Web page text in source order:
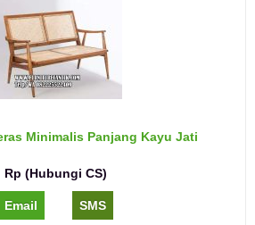
Minimalis Panjang Kayu Jati
Rp (Hubungi CS)
Email SMS